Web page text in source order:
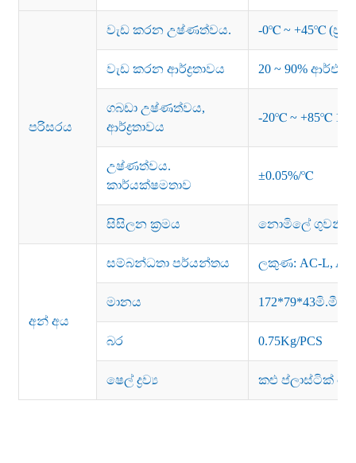
පරිසරය
වැඩ කරන උෂ්ණත්වය. -0℃ ~ +45℃
වැඩ කරන ආර්ද්‍රතාවය 20 ~ 90%
ගබඩා උෂ්ණත්වය,
ආර්ද්‍රතාවය
-20℃ ~ +85℃
උෂ්ණත්වය.
කාර්යක්ෂමතාව
±0.05%/℃
සිසිලන ක්‍රමය නොමිලේ ගුවනින්
අන් අය
සම්බන්ධතා පර්යන්තය ලකුණ: AC-L, AC-
මානය 172*79*43මි.මී.
බර 0.75Kg/PCS
ෂෙල් ද්‍රව්‍ය කළු ප්ලාස්ටික්